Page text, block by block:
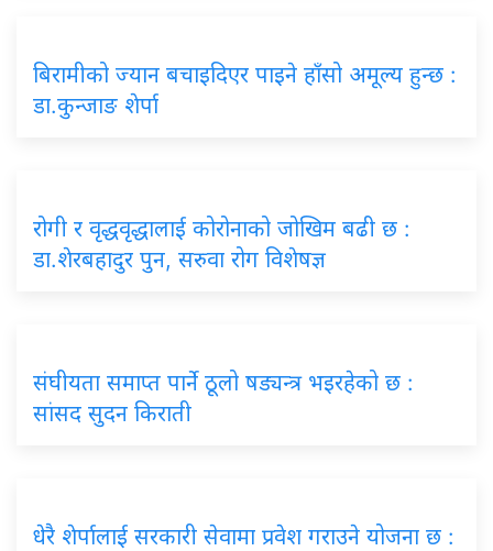
बिरामीको ज्यान बचाइदिएर पाइने हाँसो अमूल्य हुन्छ :
डा.कुन्जाङ शेर्पा
रोगी र वृद्धवृद्धालाई कोरोनाको जोखिम बढी छ :
डा.शेरबहादुर पुन, सरुवा रोग विशेषज्ञ
संघीयता समाप्त पार्ने ठूलो षड्यन्त्र भइरहेको छ :
सांसद सुदन किराती
धेरै शेर्पालाई सरकारी सेवामा प्रवेश गराउने योजना छ :